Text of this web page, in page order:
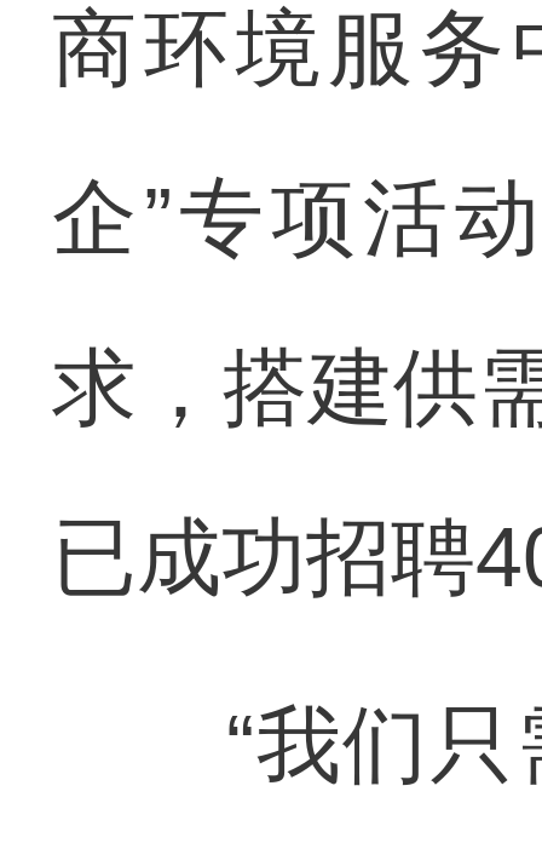
商环境服务
企”专项活
求，搭建供
已成功招聘
“我们只